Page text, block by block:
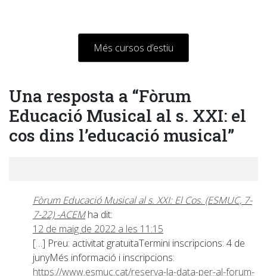
Més cursos d’estiu
Una resposta a “Fòrum
Educació Musical al s. XXI: el
cos dins l’educació musical”
Fòrum Educació Musical al s. XXI: El Cos. (ESMUC, 7-
7-22) -ACEM ha dit:
12 de maig de 2022 a les 11:15
[…] Preu: activitat gratuïtaTermini inscripcions: 4 de
junyMés informació i inscripcions:
https://www.esmuc.cat/reserva-la-data-per-al-forum-